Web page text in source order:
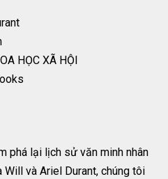
HỌC XÃ HỘI
phá lại lịch sử văn minh nhân
Will và Ariel Durant, chúng tôi